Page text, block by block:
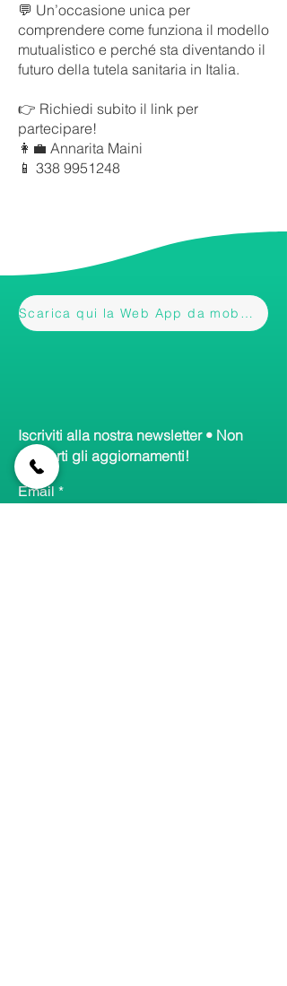
💬 Un’occasione unica per
comprendere come funziona il modello
mutualistico e perché sta diventando il
futuro della tutela sanitaria in Italia.
👉 Richiedi subito il link per
partecipare!
👩‍💼 Annarita Maini
📱 338 9951248
Scarica qui la Web App da mobile
Iscriviti alla nostra newsletter • Non
perderti gli aggiornamenti!
Email